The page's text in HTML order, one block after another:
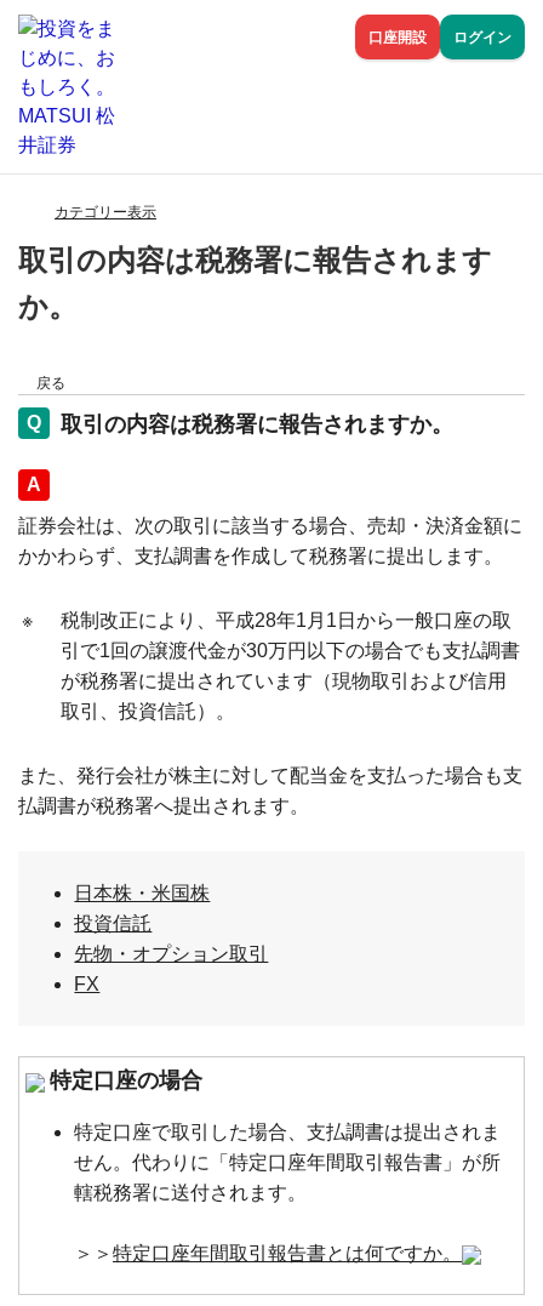
口座開設 ログイン
カテゴリー表示
取引の内容は税務署に報告されます
か。
戻る
取引の内容は税務署に報告されますか。
回答
証券会社は、次の取引に該当する場合、売却・決済金額に
かかわらず、支払調書を作成して税務署に提出します。
※
税制改正により、平成28年1月1日から一般口座の取
引で1回の譲渡代金が30万円以下の場合でも支払調書
が税務署に提出されています（現物取引および信用
取引、投資信託）。
また、発行会社が株主に対して配当金を支払った場合も支
払調書が税務署へ提出されます。
日本株・米国株
投資信託
先物・オプション取引
FX
特定口座の場合
特定口座で取引した場合、支払調書は提出されま
せん。代わりに「特定口座年間取引報告書」が所
轄税務署に送付されます。
＞＞ 特定口座年間取引報告書とは何ですか。